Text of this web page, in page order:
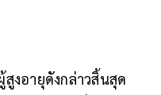
งอายุดังกล่าวสิ้นสุด